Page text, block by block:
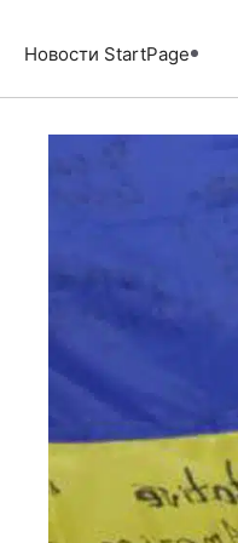
содержимому
Новости StartPage